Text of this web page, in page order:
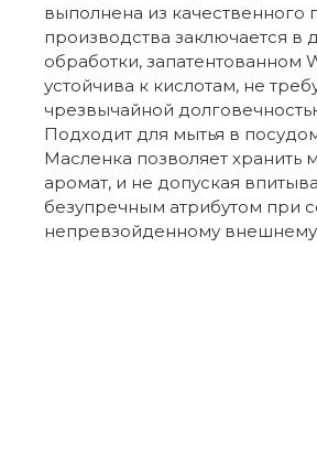
выполнена из качественного
производства заключается
обработки, запатентованном
устойчива к кислотам, не
чрезвычайной
Подходит для мытья в
Масленка позволяет хранить
аромат, и не допуская
безупречным атрибутом при
непревзойденному внешнему